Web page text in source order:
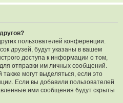
пользователей конференции.
друзей, будут указаны в вашем
доступа к информации о том,
отправки им личных сообщений.
могут выделяться, если это
Если вы добавили пользователей
ими сообщения будут скрыты